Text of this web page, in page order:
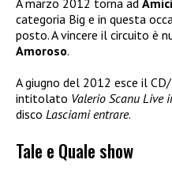
A marzo 2012 torna ad Amici
categoria Big e in questa
posto. A vincere il circuito è
Amoroso.
A giugno del 2012 esce il
intitolato Valerio Scanu Live
disco Lasciami entrare.
Tale e Quale show